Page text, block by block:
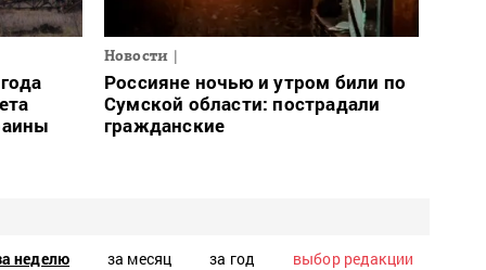
Новости
Россияне ночью и утром били по
Сумской области: пострадали
гражданские
неделю за месяц за год выбор редакции